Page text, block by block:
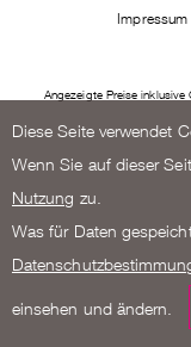
Diese Seite verwendet
Wenn Sie auf dieser
Nutzung zu.
Was für Daten
einsehen und ändern.
Impressum
Angezeigte Preise